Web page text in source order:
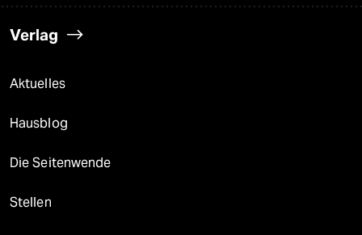
Verlag
Aktuelles
Hausblog
Die Seitenwende
Stellen